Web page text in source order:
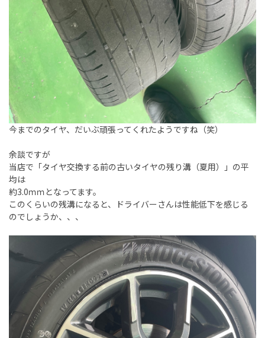
今までのタイヤ、だいぶ頑張ってくれたようですね（笑）
余談ですが
当店で「タイヤ交換する前の古いタイヤの残り溝（夏用）」の平
均は
約3.0ｍｍとなってます。
このくらいの残溝になると、ドライバーさんは性能低下を感じる
のでしょうか、、、